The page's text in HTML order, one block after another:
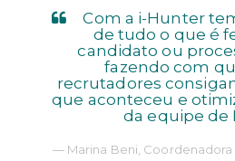
Com a i-Hunter
de tudo o que é
candidato ou
fazendo com
recrutadores
que aconteceu e
da equipe de
Marina Beni,